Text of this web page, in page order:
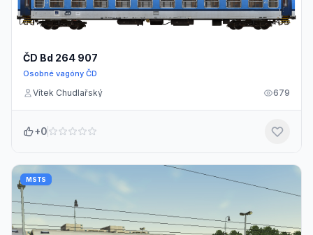
ČD Bd 264 907
Osobné vagóny ČD
Vítek Chudlařský 679
+0
MSTS